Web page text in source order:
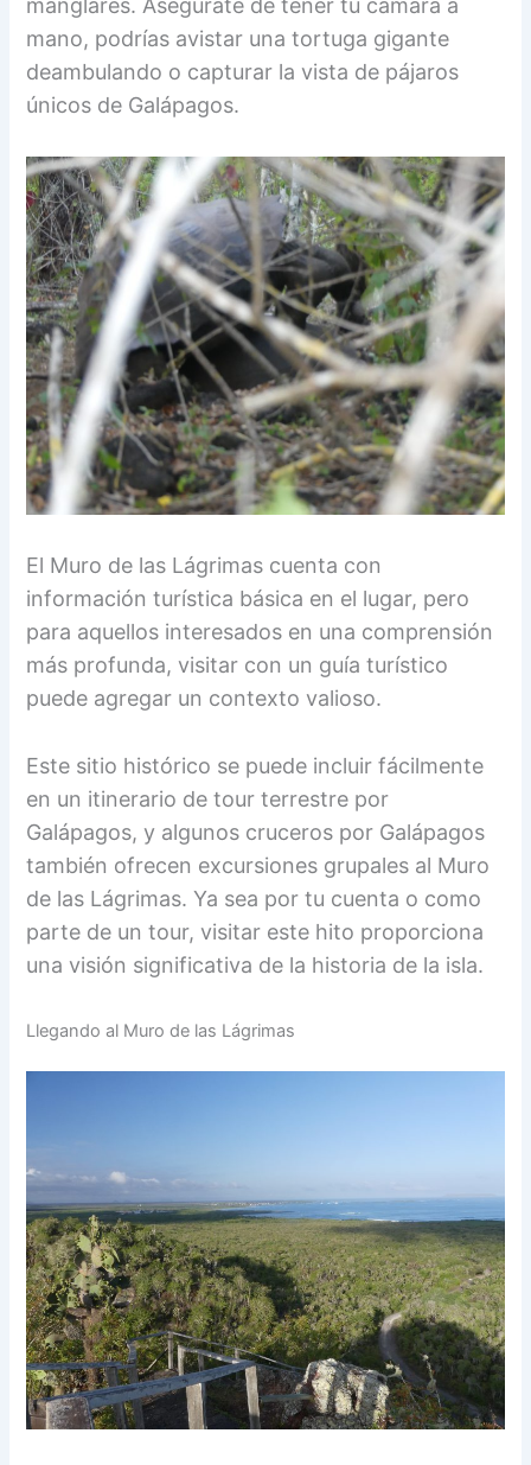
manglares. Asegúrate de tener tu cámara a
mano, podrías avistar una tortuga gigante
deambulando o capturar la vista de pájaros
únicos de Galápagos.
El Muro de las Lágrimas cuenta con
información turística básica en el lugar, pero
para aquellos interesados en una comprensión
más profunda, visitar con un guía turístico
puede agregar un contexto valioso.
Este sitio histórico se puede incluir fácilmente
en un itinerario de tour terrestre por
Galápagos, y algunos cruceros por Galápagos
también ofrecen excursiones grupales al Muro
de las Lágrimas. Ya sea por tu cuenta o como
parte de un tour, visitar este hito proporciona
una visión significativa de la historia de la isla.
Llegando al Muro de las Lágrimas